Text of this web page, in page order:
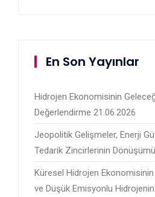
En Son Yayınlar
Hidrojen Ekonomisinin
Değerlendirme 21.06.2026
Jeopolitik Gelişmeler, Enerji
Tedarik Zincirlerinin Dönüşümü
Küresel Hidrojen
ve Düşük Emisyonlu